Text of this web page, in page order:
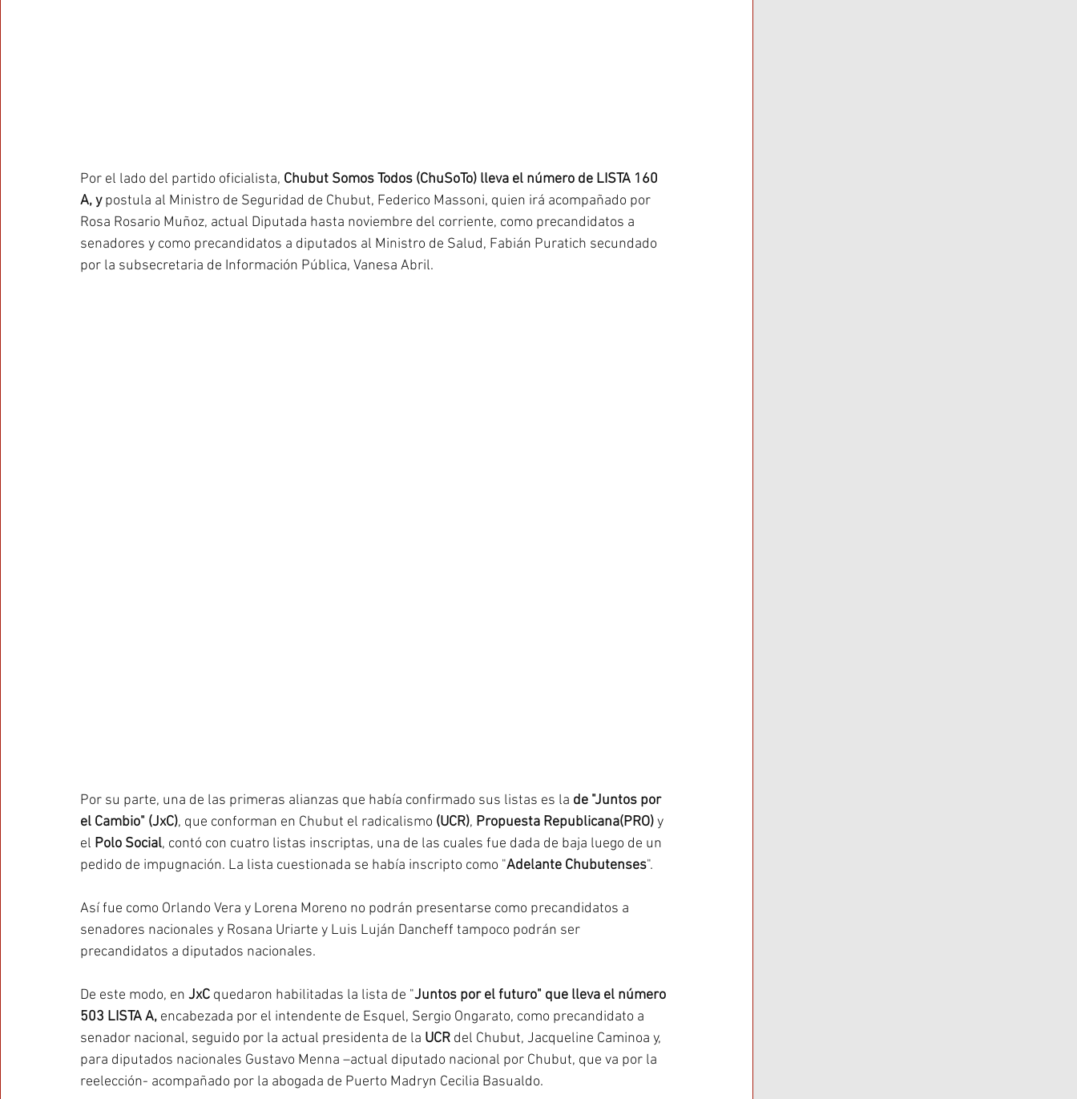
Por el lado del partido oficialista, Chubut Somos Todos (ChuSoTo) lleva el número de LISTA 160
A, y postula al Ministro de Seguridad de Chubut, Federico Massoni, quien irá acompañado por
Rosa Rosario Muñoz, actual Diputada hasta noviembre del corriente, como precandidatos a
senadores y como precandidatos a diputados al Ministro de Salud, Fabián Puratich secundado
por la subsecretaria de Información Pública, Vanesa Abril.
Por su parte, una de las primeras alianzas que había confirmado sus listas es la de "Juntos por
el Cambio" (JxC), que conforman en Chubut el radicalismo (UCR), Propuesta Republicana(PRO) y
el Polo Social, contó con cuatro listas inscriptas, una de las cuales fue dada de baja luego de un
pedido de impugnación. La lista cuestionada se había inscripto como "Adelante Chubutenses".
Así fue como Orlando Vera y Lorena Moreno no podrán presentarse como precandidatos a
senadores nacionales y Rosana Uriarte y Luis Luján Dancheff tampoco podrán ser
precandidatos a diputados nacionales.
De este modo, en JxC quedaron habilitadas la lista de "Juntos por el futuro" que lleva el número
503 LISTA A, encabezada por el intendente de Esquel, Sergio Ongarato, como precandidato a
senador nacional, seguido por la actual presidenta de la UCR del Chubut, Jacqueline Caminoa y,
para diputados nacionales Gustavo Menna –actual diputado nacional por Chubut, que va por la
reelección- acompañado por la abogada de Puerto Madryn Cecilia Basualdo.